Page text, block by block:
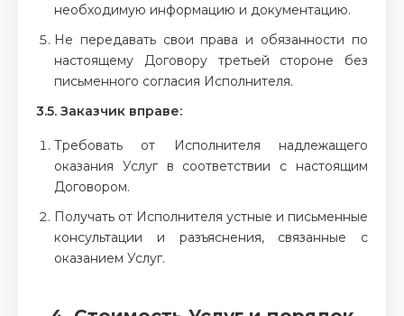
необходимую информацию и документацию.
Не передавать свои права и обязанности по
настоящему Договору третьей стороне без
письменного согласия Исполнителя.
3.5. Заказчик вправе:
Требовать от Исполнителя надлежащего
оказания Услуг в соответствии с настоящим
Договором.
Получать от Исполнителя устные и письменные
консультации и разъяснения, связанные с
оказанием Услуг.